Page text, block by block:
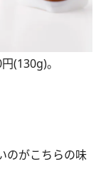
(130g)。
のがこちらの味